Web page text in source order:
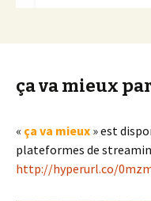
ça va mieux
« ça va mieux » est
plateformes de
http://hyperurl.co/